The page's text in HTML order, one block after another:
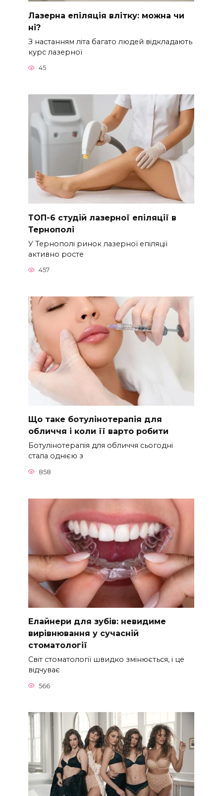
Лазерна епіляція влітку: можна чи
ні?
З настанням літа багато людей відкладають
курс лазерної
45
ТОП-6 студій лазерної епіляції в
Тернополі
У Тернополі ринок лазерної епіляції
активно росте
457
Що таке ботулінотерапія для
обличчя і коли її варто робити
Ботулінотерапія для обличчя сьогодні
стала однією з
858
Елайнери для зубів: невидиме
вирівнювання у сучасній
стоматології
Світ стоматології швидко змінюється, і це
відчуває
566